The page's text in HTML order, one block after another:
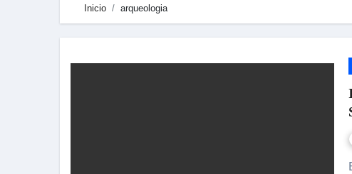
Inicio arqueologia
El pasado